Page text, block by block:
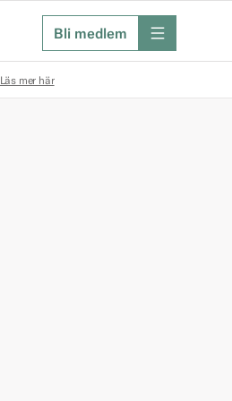
Bli medlem meny
Läs mer här